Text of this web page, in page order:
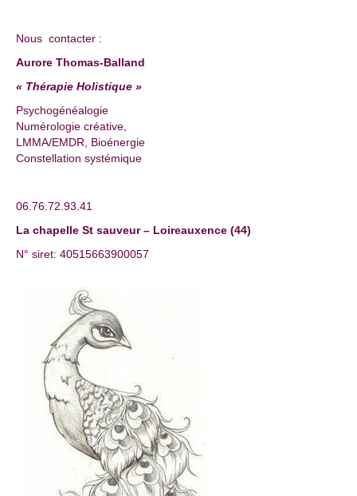
Nous contacter :
Aurore Thomas-Balland
« Thérapie Holistique »
Psychogénéalogie
Numérologie créative,
LMMA/EMDR, Bioénergie
Constellation systémique
06.76.72.93.41
La chapelle St sauveur – Loireauxence (44)
N° siret: 40515663900057